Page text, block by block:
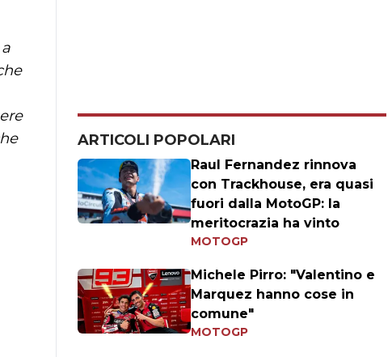
ARTICOLI POPOLARI
Raul Fernandez rinnova
con Trackhouse, era quasi
fuori dalla MotoGP: la
meritocrazia ha vinto
MOTOGP
Michele Pirro: "Valentino e
Marquez hanno cose in
comune"
MOTOGP